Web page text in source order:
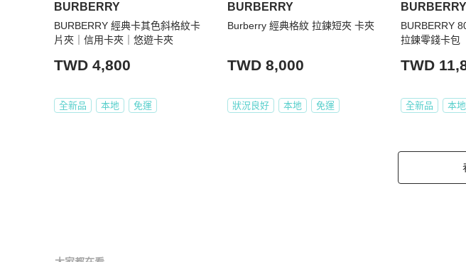
BURBERRY
BURBERRY 經典卡其色斜格紋卡
片夾｜信用卡夾｜悠遊卡夾
TWD 4,800
全新品 本地 免運
BURBERRY
Burberry 經典格紋 拉鍊短夾 卡夾
TWD 8,000
狀況良好 本地 免運
BURBERRY
BURBERRY
拉鍊零錢卡包
TWD
全新品 本地